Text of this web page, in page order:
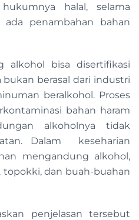
halal, selama
penambahan bahan
alkohol bisa disertifikasi
bukan berasal dari industri
beralkohol. Proses
bahan haram
alkoholnya tidak
Dalam keseharian
mengandung alkohol,
topokki, dan buah-buahan
penjelasan tersebut